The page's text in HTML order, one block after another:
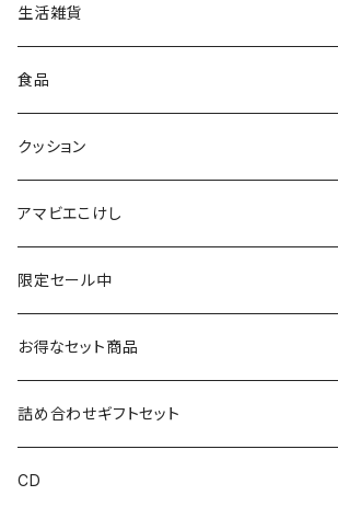
早坂政弘工人（遠刈田系）
仙台弁こけしのこけし
やじろうちゃん
ばんつぁん
ステッカー
マスキングテープ
ノート
メモ帳
クリアファイル
ポーチ
生活雑貨
スポンジ
フォトフレーム
食品
クッション
アマビエこけし
限定セール中
お得なセット商品
詰め合わせギフトセット
CD